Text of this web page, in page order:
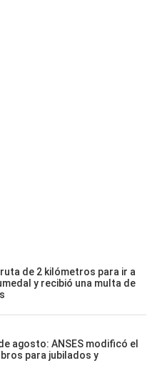
de 2 kilómetros para ir a
y recibió una multa de
agosto: ANSES modificó el
para jubilados y